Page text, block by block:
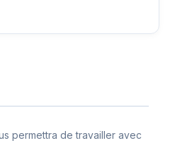
permettra de travailler avec